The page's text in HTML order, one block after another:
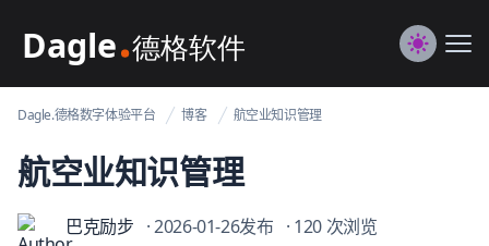
Dagle@数字体验管理
Switch
Dagle.德格数字体验平台 博客 航空业知识管理
航空业知识管理
巴克励步 · 2026-01-26发布 · 120 次浏览